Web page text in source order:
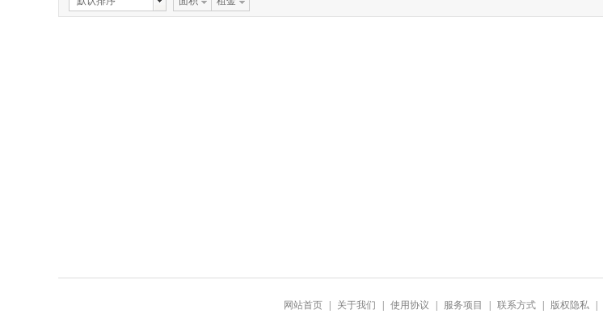
网站首页 关于我们 使用协议 服务项目 联系方式 版权隐私